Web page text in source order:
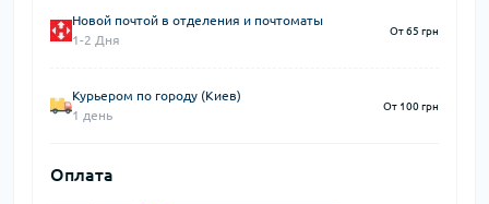
Новой почтой в отделения и почтоматы
1-2 Дня
От 65 грн
Курьером по городу (Киев)
1 день
От 100 грн
Оплата